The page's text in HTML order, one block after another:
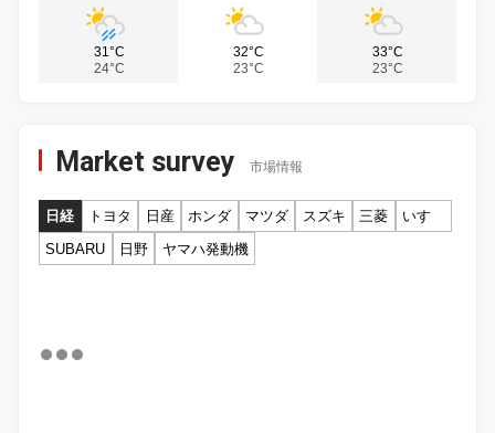
31°C
24°C
32°C
23°C
33°C
23°C
Market survey 市場情報
日経 トヨタ 日産 ホンダ マツダ スズキ 三菱
いすゞ
SUBARU
日野 ヤマハ発動機